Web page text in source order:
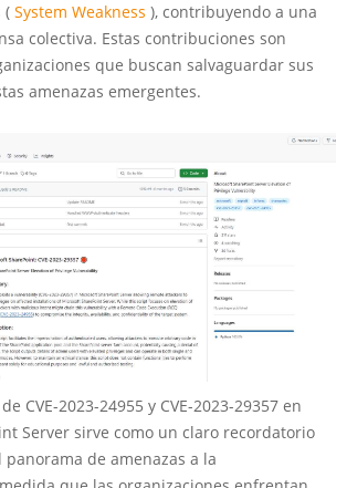
( System Weakness ), contribuyendo a una
colectiva. Estas contribuciones son
que buscan salvaguardar sus
amenazas emergentes.
CVE-2023-24955 y CVE-2023-29357 en
Server sirve como un claro recordatorio
de amenazas a la